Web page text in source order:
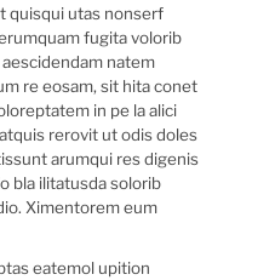
quisqui utas nonserf
fugita volorib
natem
re eosam, sit hita conet
in pe la alici
rerovit ut odis doles
arumqui res digenis
bla ilitatusda solorib
Ximentorem eum
eatemol upition